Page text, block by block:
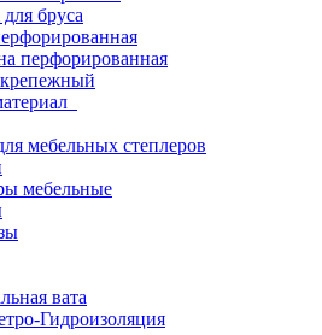
бруса
перфорированная
мебельных степлеров
мебельные
вата
Гидроизоляция